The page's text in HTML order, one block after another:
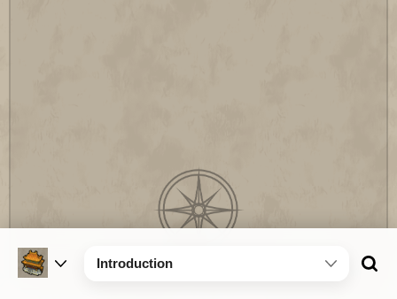
Introduction